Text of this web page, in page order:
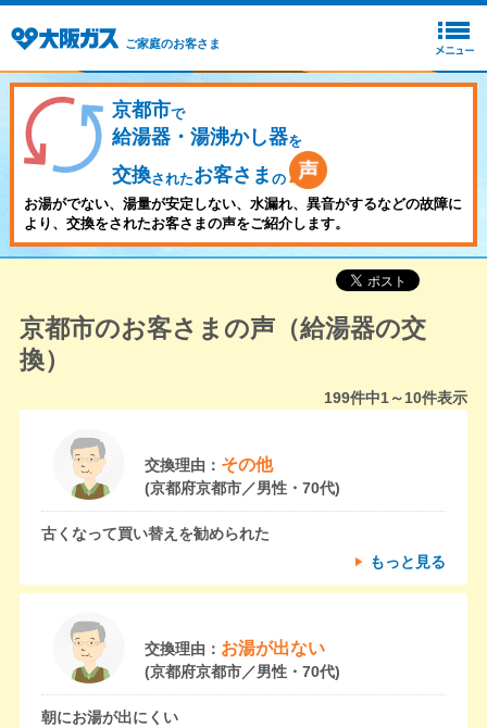
ご家庭のお客さま
京都市で
給湯器・湯沸かし器を
交換されたお客さま の
お湯がでない、湯量が安定しない、水漏れ、異音がするなどの故障に
より、交換をされたお客さまの声をご紹介します。
京都市のお客さまの声（給湯器の交
換）
199件中1～10件表示
交換理由： その他
(京都府京都市／男性・70代)
古くなって買い替えを勧められた
もっと見る
交換理由： お湯が出ない
(京都府京都市／男性・70代)
朝にお湯が出にくい